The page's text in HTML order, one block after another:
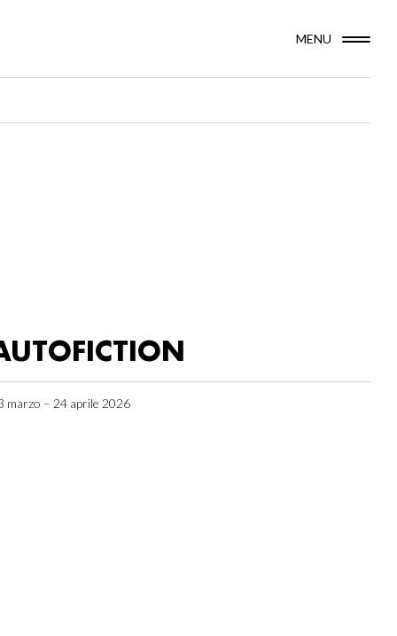
MENU
marzo – 24 aprile 2026